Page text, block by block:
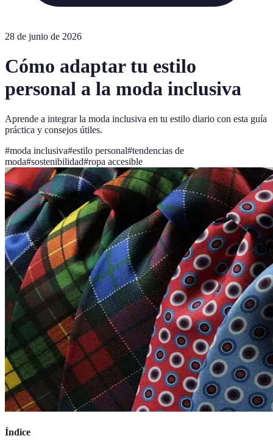
28 de junio de 2026
Cómo adaptar tu estilo
personal a la moda inclusiva
Aprende a integrar la moda inclusiva en tu estilo diario con esta guía
práctica y consejos útiles.
#moda inclusiva#estilo personal#tendencias de
moda#sostenibilidad#ropa accesible
Índice